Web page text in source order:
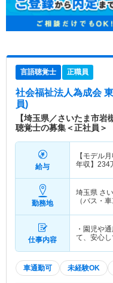
言語聴覚士 正職員
社会福祉法人為成会
員)
【埼玉県／さいたま市
聴覚士の募集＜正社員＞
給与
【モデル月
年収】 234
勤務地
埼玉県 さ
（バス・車
仕事内容
・園児や
て、安心
車通勤可 未経験OK